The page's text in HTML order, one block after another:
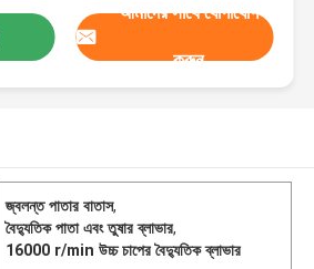
আমাদের সাথে যোগাযোগ
করুন
জ্বলন্ত পাতার বাতাস,
বৈদ্যুতিক পাতা এবং তুষার ব্লাভার,
16000 r/min উচ্চ চাপের বৈদ্যুতিক ব্লাভার